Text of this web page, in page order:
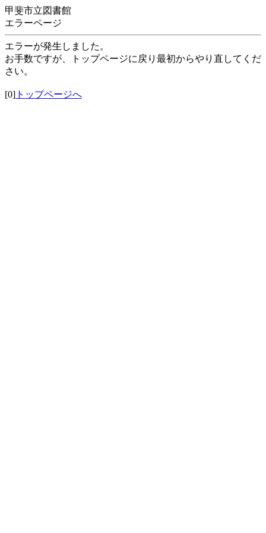
甲斐市立図書館
エラーページ
エラーが発生しました。
お手数ですが、トップページに戻り最初からやり直してくだ
さい。
[0] トップページへ